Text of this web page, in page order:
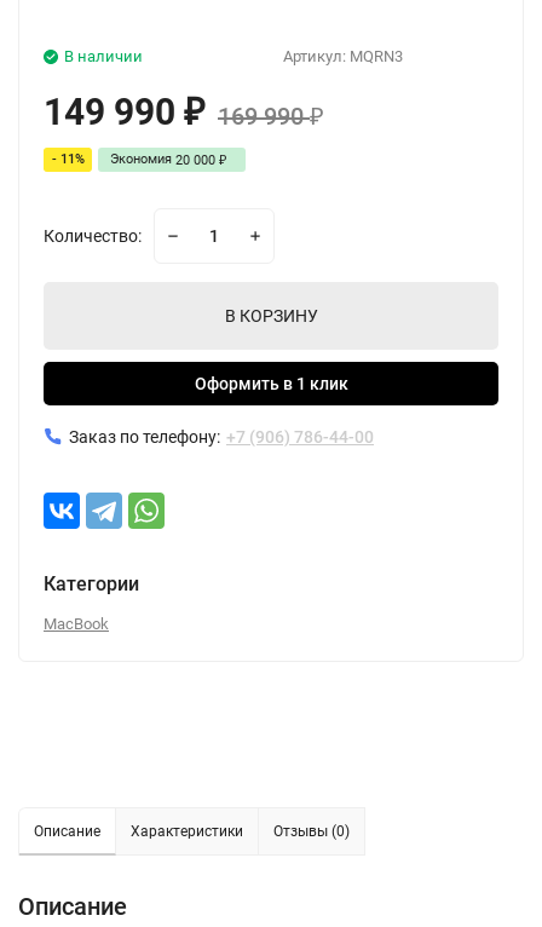
Артикул: MQRN3
В наличии
149 990 ₽ 169 990₽
- 11% Экономия 20 000 ₽
Количество:
В КОРЗИНУ
Оформить в 1 клик
Заказ по телефону: +7 (906) 786-44-00
Категории
MacBook
Описание Характеристики Отзывы (0)
Описание